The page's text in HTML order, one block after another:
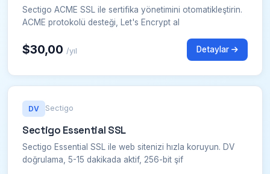
Sectigo ACME SSL ile sertifika yönetimini otomatikleştirin.
ACME protokolü desteği, Let's Encrypt al
$30,00 /yıl Detaylar
DV Sectigo
Sectigo Essential SSL
Sectigo Essential SSL ile web sitenizi hızla koruyun. DV
doğrulama, 5-15 dakikada aktif, 256-bit şif